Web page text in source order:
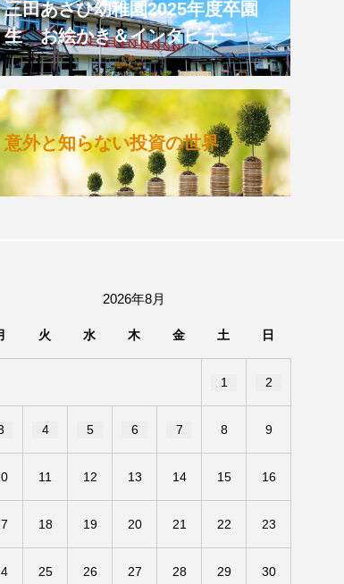
学院AgriNOVA
youtube
おしえて絵本
しこいエルゼ
験フェスタ
る
三田あさひ幼稚園2025年度卒園
生 お絵かき＆インタビュー
意外と知らない投資の世界
2026年8月
火 水 木 金 土 日
1 2
4 5 6 7 8 9
11 12 13 14 15 16
18 19 20 21 22 23
25 26 27 28 29 30